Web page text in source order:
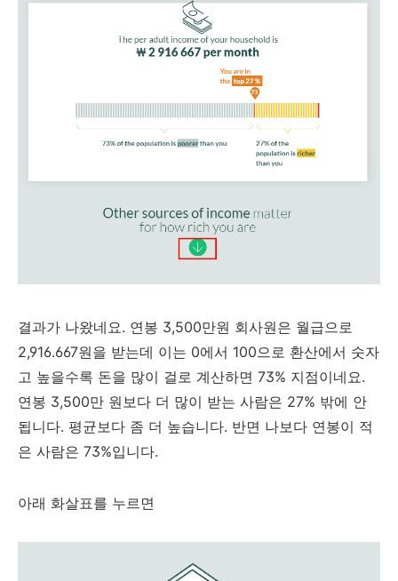
결과가 나왔네요. 연봉 3,500만원 회사원은 월급으로
2,916.667원을 받는데 이는 0에서 100으로 환산에서 숫자
고 높을수록 돈을 많이 걸로 계산하면 73% 지점이네요.
연봉 3,500만 원보다 더 많이 받는 사람은 27% 밖에 안
됩니다. 평균보다 좀 더 높습니다. 반면 나보다 연봉이 적
은 사람은 73%입니다.
아래 화살표를 누르면